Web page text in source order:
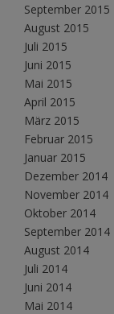
September 2015
August 2015
Juli 2015
Juni 2015
Mai 2015
April 2015
März 2015
Februar 2015
Januar 2015
Dezember 2014
November 2014
Oktober 2014
September 2014
August 2014
Juli 2014
Juni 2014
Mai 2014